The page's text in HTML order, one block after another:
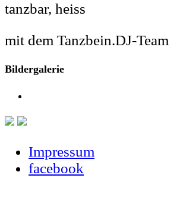
tanzbar, heiss
mit dem Tanzbein.DJ-Team
Bildergalerie
Impressum
facebook